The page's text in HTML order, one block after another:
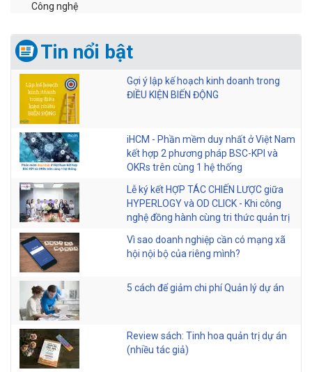
Công nghệ
Tin nổi bật
Gợi ý lập kế hoạch kinh doanh trong
ĐIỀU KIỆN BIẾN ĐỘNG
iHCM - Phần mềm duy nhất ở Việt Nam
kết hợp 2 phương pháp BSC-KPI và
OKRs trên cùng 1 hệ thống
Lễ ký kết HỢP TÁC CHIẾN LƯỢC giữa
HYPERLOGY và OD CLICK - Khi công
nghệ đồng hành cùng tri thức quản trị
Vì sao doanh nghiệp cần có mạng xã
hội nội bộ của riêng mình?
5 cách để giảm chi phí Quản lý dự án
Review sách: Tinh hoa quản trị dự án
(nhiều tác giả)